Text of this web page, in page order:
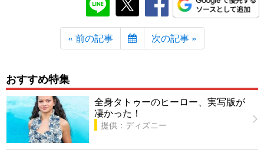
« 前の記事 次の記事 »
おすすめ特集
全身タトゥーのヒーロー、実写版が
凄かった！
提供：ディズニー